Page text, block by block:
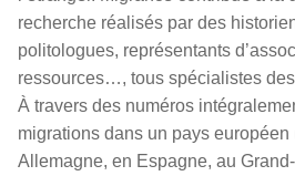
recherche réalisés par des
politologues, représentants
ressources…, tous spécialistes
À travers des numéros
migrations dans un pays européen
Allemagne, en Espagne, au